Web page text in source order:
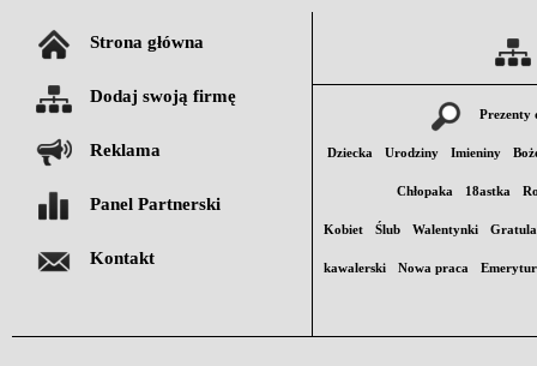
Strona główna
Dodaj swoją firmę
Reklama
Panel Partnerski
Kontakt
Prezenty
Dziecka Urodziny Imieniny
Chłopaka 18astka
Kobiet Ślub Walentynki
kawalerski Nowa praca